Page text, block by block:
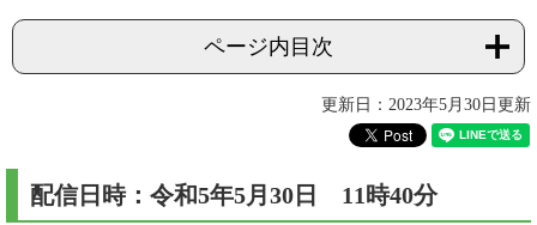
ページ内目次
更新日：2023年5月30日更新
配信日時：令和5年5月30日 11時40分